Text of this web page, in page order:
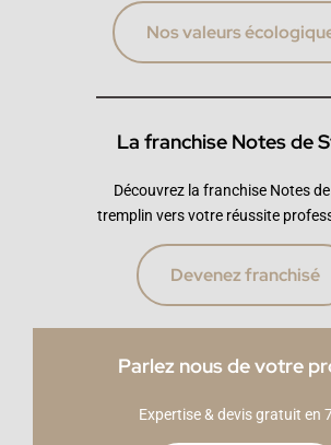
Nos valeurs
La franchise Notes de
Découvrez la franchise Notes
tremplin vers votre réussite
Devenez franchisé
Parlez nous de votre
Expertise & devis gratuit en